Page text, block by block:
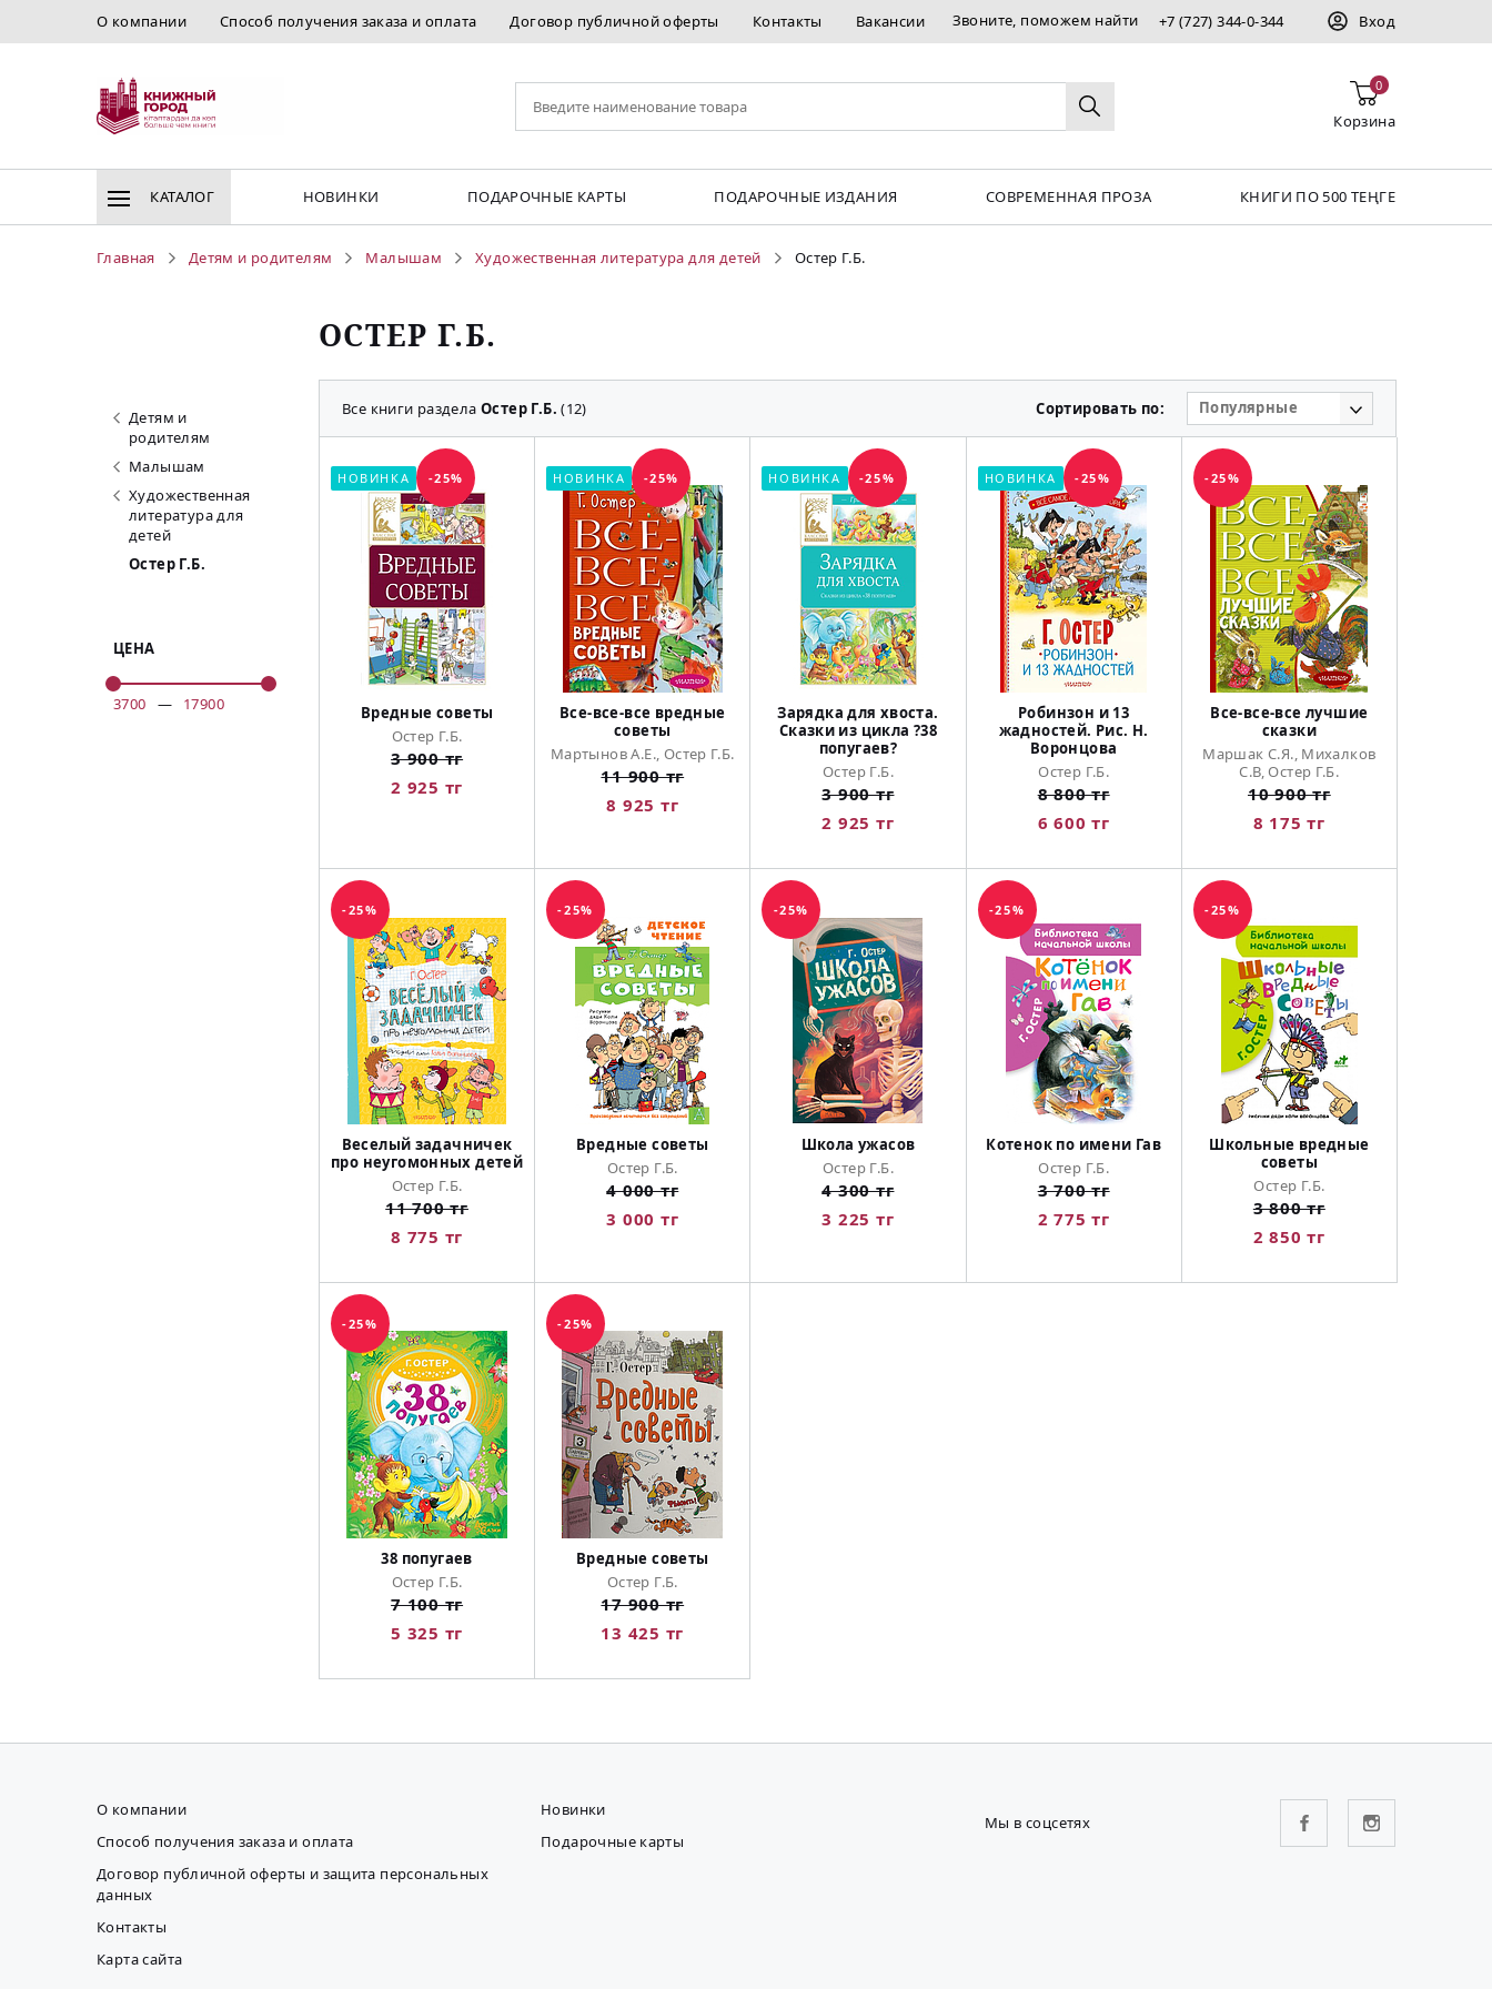
О компании Способ получения заказа и оплата Договор публичной оферты Контакты Вакансии Звоните, поможем найти +7 (727) 344-0-344 Вход
0
Корзина
КАТАЛОГ НОВИНКИ ПОДАРОЧНЫЕ КАРТЫ ПОДАРОЧНЫЕ ИЗДАНИЯ СОВРЕМЕННАЯ ПРОЗА КНИГИ ПО 500 ТЕҢГЕ
Главная Детям и родителям Малышам Художественная литература для детей Остер Г.Б.
ОСТЕР Г.Б.
Детям и
родителям
Малышам
Художественная
литература для
детей
Остер Г.Б.
ЦЕНА
3700 — 17900
Все книги разделаОстер Г.Б. (12) Сортировать по: Популярные
НОВИНКА -25%
Вредные советы
Остер Г.Б.
3 900 тг
2 925 тг
НОВИНКА -25%
Все-все-все вредные
советы
Мартынов А.Е., Остер Г.Б.
11 900 тг
8 925 тг
НОВИНКА -25%
Зарядка для хвоста.
Сказки из цикла ?38
попугаев?
Остер Г.Б.
3 900 тг
2 925 тг
НОВИНКА -25%
Робинзон и 13
жадностей. Рис. Н.
Воронцова
Остер Г.Б.
8 800 тг
6 600 тг
-25%
Все-все-все лучшие
сказки
Маршак С.Я., Михалков
С.В, Остер Г.Б.
10 900 тг
8 175 тг
-25%
Веселый задачничек
про неугомонных детей
Остер Г.Б.
11 700 тг
8 775 тг
-25%
Вредные советы
Остер Г.Б.
4 000 тг
3 000 тг
-25%
Школа ужасов
Остер Г.Б.
4 300 тг
3 225 тг
-25%
Котенок по имени Гав
Остер Г.Б.
3 700 тг
2 775 тг
-25%
Школьные вредные
советы
Остер Г.Б.
3 800 тг
2 850 тг
-25%
38 попугаев
Остер Г.Б.
7 100 тг
5 325 тг
-25%
Вредные советы
Остер Г.Б.
17 900 тг
13 425 тг
О компании
Способ получения заказа и оплата
Договор публичной оферты и защита персональных
данных
Контакты
Карта сайта
Новинки
Подарочные карты
Мы в соцсетях